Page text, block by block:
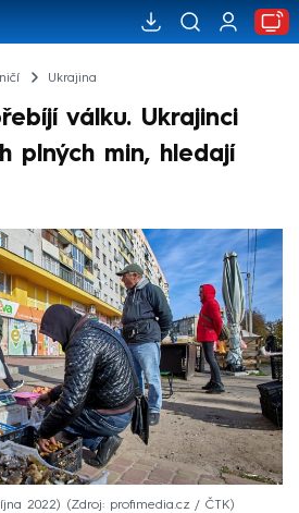
Ukrajina
válku. Ukrajinci
plných min, hledají
2022) Zdroj: profimedia.cz / ČTK